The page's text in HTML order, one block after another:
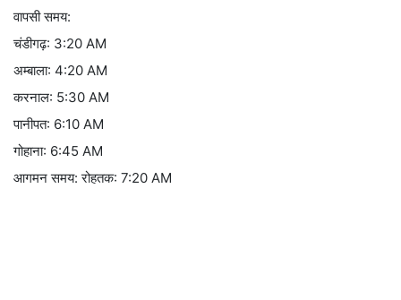
वापसी समय:
चंडीगढ़: 3:20 AM
अम्बाला: 4:20 AM
करनाल: 5:30 AM
पानीपत: 6:10 AM
गोहाना: 6:45 AM
आगमन समय: रोहतक: 7:20 AM